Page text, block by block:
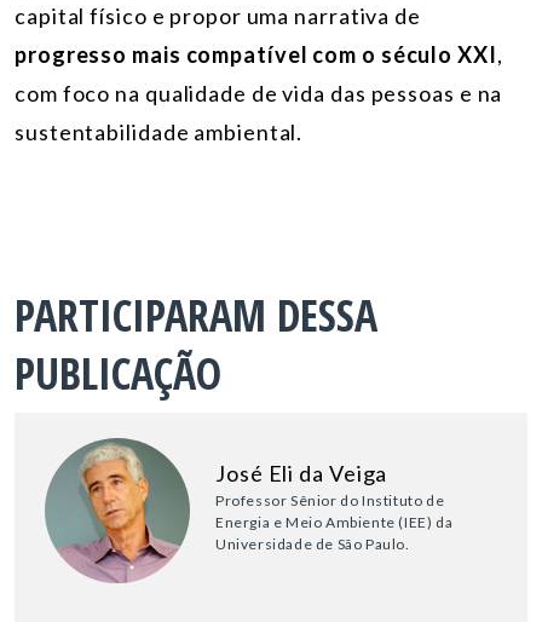
capital físico e propor uma narrativa de
progresso mais compatível com o século XXI,
com foco na qualidade de vida das pessoas e na
sustentabilidade ambiental.
PARTICIPARAM DESSA
PUBLICAÇÃO
José Eli da Veiga
Professor Sênior do Instituto de
Energia e Meio Ambiente (IEE) da
Universidade de São Paulo.